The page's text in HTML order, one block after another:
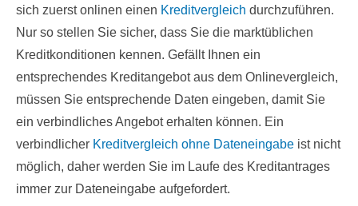
sich zuerst onlinen einen Kreditvergleich durchzuführen.
Nur so stellen Sie sicher, dass Sie die marktüblichen
Kreditkonditionen kennen. Gefällt Ihnen ein
entsprechendes Kreditangebot aus dem Onlinevergleich,
müssen Sie entsprechende Daten eingeben, damit Sie
ein verbindliches Angebot erhalten können. Ein
verbindlicher Kreditvergleich ohne Dateneingabe ist nicht
möglich, daher werden Sie im Laufe des Kreditantrages
immer zur Dateneingabe aufgefordert.